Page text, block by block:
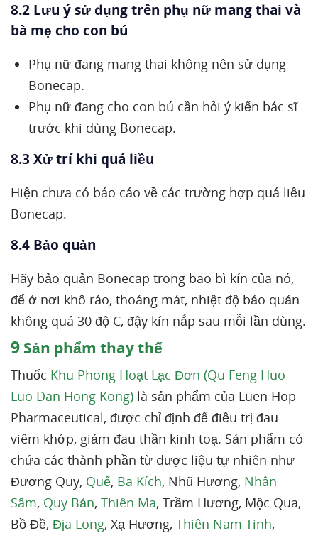
8.2 Lưu ý sử dụng trên phụ nữ mang thai và
bà mẹ cho con bú
Phụ nữ đang mang thai không nên sử dụng
Bonecap.
Phụ nữ đang cho con bú cần hỏi ý kiến bác sĩ
trước khi dùng Bonecap.
8.3 Xử trí khi quá liều
Hiện chưa có báo cáo về các trường hợp quá liều
Bonecap.
8.4 Bảo quản
Hãy bảo quản Bonecap trong bao bì kín của nó,
để ở nơi khô ráo, thoáng mát, nhiệt độ bảo quản
không quá 30 độ C, đậy kín nắp sau mỗi lần dùng.
9 Sản phẩm thay thế
Thuốc Khu Phong Hoạt Lạc Đơn (Qu Feng Huo
Luo Dan Hong Kong) là sản phẩm của Luen Hop
Pharmaceutical, được chỉ định để điều trị đau
viêm khớp, giảm đau thần kinh toạ. Sản phẩm có
chứa các thành phần từ dược liệu tự nhiên như
Đương Quy, Quế, Ba Kích, Nhũ Hương, Nhân
Sâm, Quy Bản, Thiên Ma, Trầm Hương, Mộc Qua,
Bồ Đề, Địa Long, Xạ Hương, Thiên Nam Tinh,